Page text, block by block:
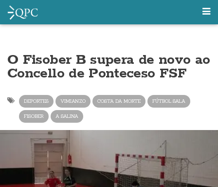
O Fisober B supera de novo ao
Concello de Ponteceso FSF
DEPORTES VIMIANZO COSTA DA MORTE FÚTBOL SALA
FISOBER A SALINA